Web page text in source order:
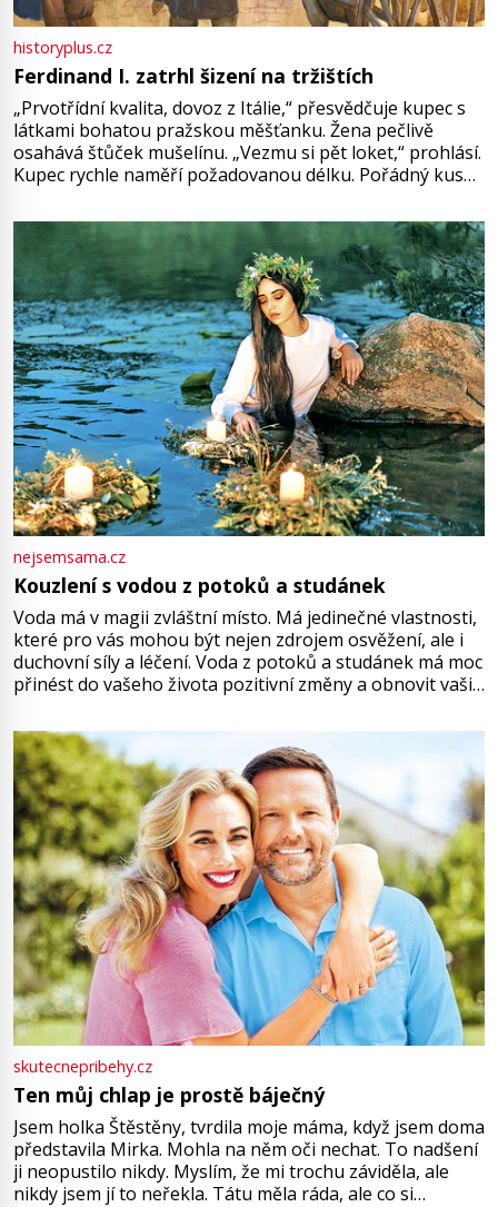
historyplus.cz
Ferdinand I. zatrhl šizení na tržištích
„Prvotřídní kvalita, dovoz z Itálie,“ přesvědčuje kupec s
látkami bohatou pražskou měšťanku. Žena pečlivě
osahává štůček mušelínu. „Vezmu si pět loket,“ prohlásí.
Kupec rychle naměří požadovanou délku. Pořádný kus
milostpaní. Stačí jenom na sukni,“ zhodnotí švadlena
množství růžového mušelínu. „Ošidili vás, podívejte.“
Vezme do ruky dřevěnou
nejsemsama.cz
Kouzlení s vodou z potoků a studánek
Voda má v magii zvláštní místo. Má jedinečné vlastnosti,
které pro vás mohou být nejen zdrojem osvěžení, ale i
duchovní síly a léčení. Voda z potoků a studánek má moc
přinést do vašeho života pozitivní změny a obnovit vaši
můžete obohatit své rituály a přinést do svého života
větší harmonii a klid. Je důležité
skutecnepribehy.cz
Ten můj chlap je prostě báječný
Jsem holka Štěstěny, tvrdila moje máma, když jsem doma
představila Mirka. Mohla na něm oči nechat. To nadšení
ji neopustilo nikdy. Myslím, že mi trochu záviděla, ale
nikdy jsem jí to neřekla. Tátu měla ráda, ale co si